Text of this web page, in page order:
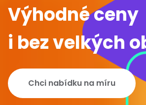
Výhodné ceny
i bez velkých
Chci nabídku na míru